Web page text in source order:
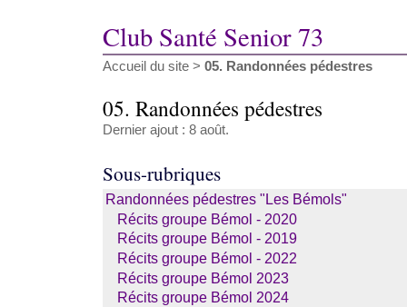
Club Santé Senior 73
Accueil du site > 05. Randonnées pédestres
05. Randonnées pédestres
Dernier ajout : 8 août.
Sous-rubriques
Randonnées pédestres "Les Bémols"
Récits groupe Bémol - 2020
Récits groupe Bémol - 2019
Récits groupe Bémol - 2022
Récits groupe Bémol 2023
Récits groupe Bémol 2024